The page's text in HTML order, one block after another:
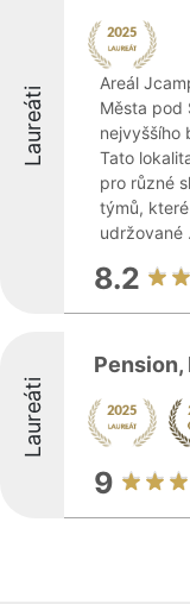
Laureáti
Areál
Města pod
nejvyššího
Tato
pro různé
týmů,
udržované
8.2
Laureáti
Pension,
9